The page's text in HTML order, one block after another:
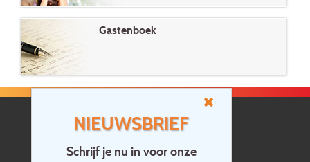
NIEUWSBRIEF
Schrijf je nu in voor onze
Gastenboek